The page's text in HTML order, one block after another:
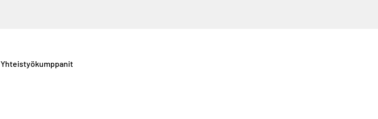
Yhteistyökumppanit